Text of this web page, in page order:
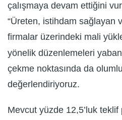
çalışmaya devam ettiğini
“Üreten, istihdam sağlayan
firmalar üzerindeki mali
yönelik düzenlemeleri
çekme noktasında da
değerlendiriyoruz.
Mevcut yüzde 12,5’luk teklif